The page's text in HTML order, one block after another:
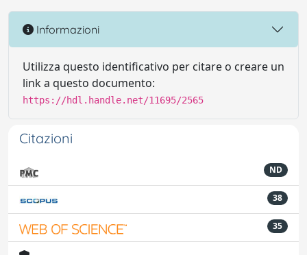
Informazioni
Utilizza questo identificativo per citare o creare un
link a questo documento:
https://hdl.handle.net/11695/2565
Citazioni
ND
38
35